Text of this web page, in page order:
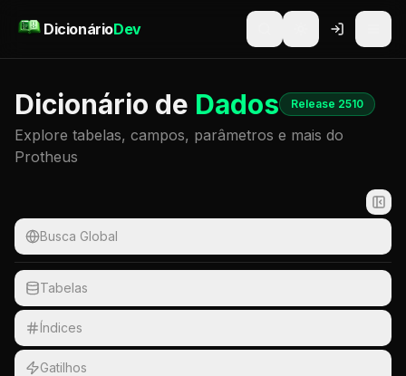
DicionárioDev
Dicionário de Dados Release 2510
Explore tabelas, campos, parâmetros e mais do
Protheus
Busca Global
Tabelas
Índices
Gatilhos